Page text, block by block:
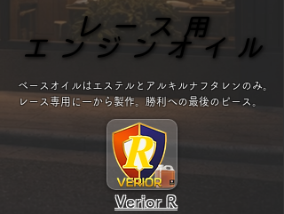
レース用
エンジンオイル
レース用
エンジンオイル
ベースオイルはエステルとアルキルナフタレンのみ。
レース専用に一から製作。勝利への最後のピース。
Verior R